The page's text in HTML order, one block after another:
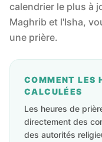
calendrier le plus à
Maghrib et l'Isha,
une prière.
COMMENT LES
CALCULÉES
Les heures de
directement des
des autorités